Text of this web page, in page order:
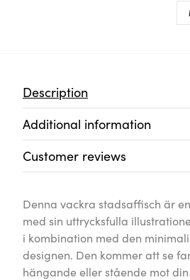
Description
Additional information
Customer reviews
Denna vackra stadsaffisch är
med sin uttrycksfulla
i kombination med den
designen. Den kommer att se
hängande eller stående mot